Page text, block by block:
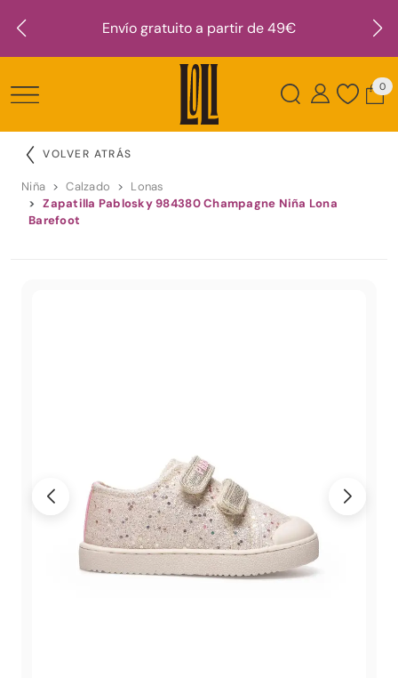
Envío gratuito a partir de 49€
0
VOLVER ATRÁS
Niña Calzado
Lonas
Zapatilla Pablosky 984380 Champagne Niña Lona
Barefoot